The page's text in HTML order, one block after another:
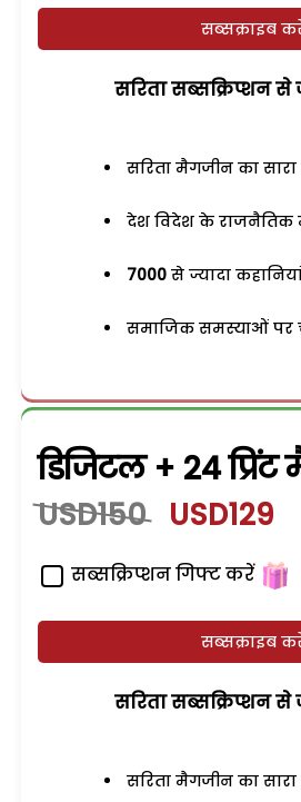
सब्सक्राइब
सरिता सब्सक्रिप्शन
सरिता मैगजीन का
देश विदेश के राजनैतिक
7000 से ज्यादा
समाजिक समस्याओं पर
डिजिटल + 24
USD150 USD129
सब्सक्रिप्शन गिफ्ट करें
सब्सक्राइब
सरिता सब्सक्रिप्शन
सरिता मैगजीन का